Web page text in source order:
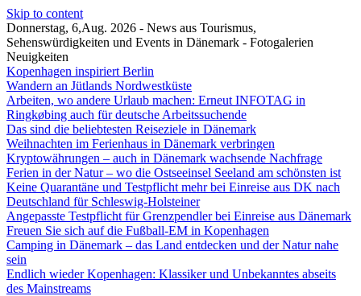
Skip to content
Donnerstag, 6,Aug. 2026 - News aus Tourismus,
Sehenswürdigkeiten und Events in Dänemark - Fotogalerien
Neuigkeiten
Kopenhagen inspiriert Berlin
Wandern an Jütlands Nordwestküste
Arbeiten, wo andere Urlaub machen: Erneut INFOTAG in
Ringkøbing auch für deutsche Arbeitssuchende
Das sind die beliebtesten Reiseziele in Dänemark
Weihnachten im Ferienhaus in Dänemark verbringen
Kryptowährungen – auch in Dänemark wachsende Nachfrage
Ferien in der Natur – wo die Ostseeinsel Seeland am schönsten ist
Keine Quarantäne und Testpflicht mehr bei Einreise aus DK nach
Deutschland für Schleswig-Holsteiner
Angepasste Testpflicht für Grenzpendler bei Einreise aus Dänemark
Freuen Sie sich auf die Fußball-EM in Kopenhagen
Camping in Dänemark – das Land entdecken und der Natur nahe
sein
Endlich wieder Kopenhagen: Klassiker und Unbekanntes abseits
des Mainstreams